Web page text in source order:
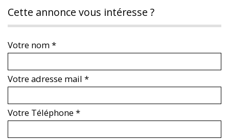
cette annonce vous intéresse ?
Votre nom *
Votre adresse mail *
Votre Téléphone *